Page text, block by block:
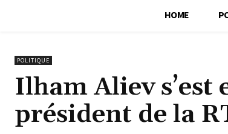
HOME
POLITIQUE
Ilham Aliev s’est
président de la